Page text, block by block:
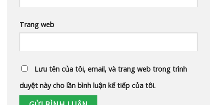
Trang web
Lưu tên của tôi, email, và trang web trong trình
duyệt này cho lần bình luận kế tiếp của tôi.